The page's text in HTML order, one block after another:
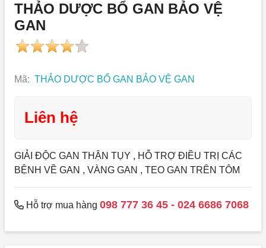
THẢO DƯỢC BỔ GAN BẢO VỆ
GAN
Mã: THẢO DƯỢC BỔ GAN BẢO VỆ GAN
Liên hệ
GIẢI ĐỘC GAN THẬN TỤY , HỖ TRỢ ĐIỀU TRỊ CÁC
BỆNH VỀ GAN , VÀNG GAN , TEO GAN TRÊN TÔM
Hỗ trợ mua hàng 098 777 36 45 - 024 6686 7068